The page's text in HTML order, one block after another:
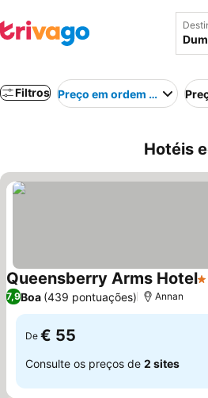
Filtros Preço em ordem crescente
Hotéis
Queensberry Arms Hotel1
7,9Boa (439 pontuações) Annan
De € 55
Consulte os preços de 2 sites